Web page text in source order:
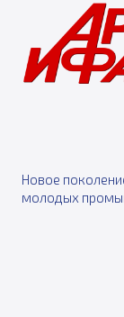
Новое
молодых